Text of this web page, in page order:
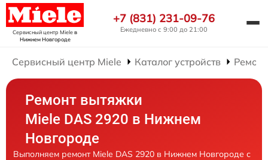
Сервисный центр Mieleв
Нижнем Новгороде
+7 (831) 231-09-76
Ежедневно с 9:00 до 21:00
Сервисный центр Miele Каталог устройств
Ремонт вытяжки
Miele DAS 2920 в Нижнем
Новгороде
Выполняем ремонт Miele DAS 2920 в Нижнем Новгороде с